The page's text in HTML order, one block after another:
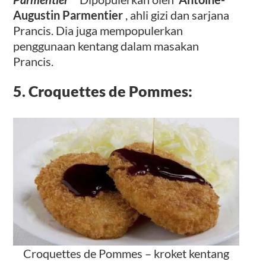
Augustin Parmentier , ahli gizi dan sarjana
Prancis. Dia juga mempopulerkan
penggunaan kentang dalam masakan
Prancis.
5. Croquettes de Pommes:
Croquettes de Pommes – kroket kentang